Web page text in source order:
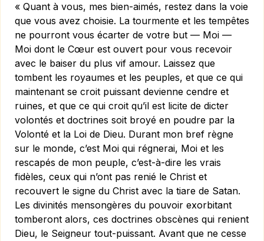
« Quant à vous, mes bien-aimés, restez dans la voie
que vous avez choisie. La tourmente et les tempêtes
ne pourront vous écarter de votre but — Moi —
Moi dont le Cœur est ouvert pour vous recevoir
avec le baiser du plus vif amour. Laissez que
tombent les royaumes et les peuples, et que ce qui
maintenant se croit puissant devienne cendre et
ruines, et que ce qui croit qu’il est licite de dicter
volontés et doctrines soit broyé en poudre par la
Volonté et la Loi de Dieu. Durant mon bref règne
sur le monde, c’est Moi qui régnerai, Moi et les
rescapés de mon peuple, c’est-à-dire les vrais
fidèles, ceux qui n’ont pas renié le Christ et
recouvert le signe du Christ avec la tiare de Satan.
Les divinités mensongères du pouvoir exorbitant
tomberont alors, ces doctrines obscènes qui renient
Dieu, le Seigneur tout-puissant. Avant que ne cesse